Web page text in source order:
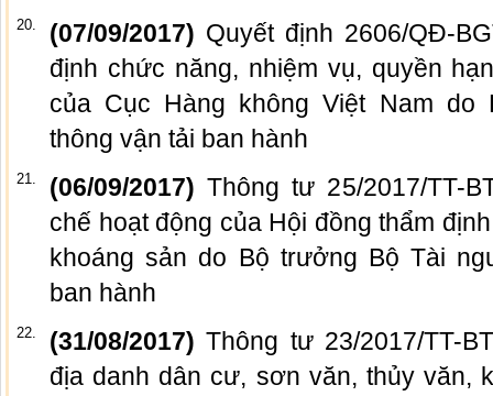
20. (07/09/2017) Quyết định 2606/QĐ-
định chức năng, nhiệm vụ, quyền
của Cục Hàng không Việt Nam do
thông vận tải ban hành
21. (06/09/2017) Thông tư 25/2017/TT-
chế hoạt động của Hội đồng thẩm
khoáng sản do Bộ trưởng Bộ Tài
ban hành
22. (31/08/2017) Thông tư 23/2017/TT-
địa danh dân cư, sơn văn, thủy văn,